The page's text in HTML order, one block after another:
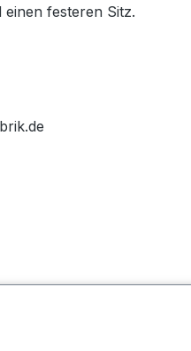
festeren Sitz.